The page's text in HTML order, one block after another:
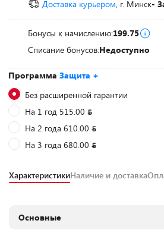
Программа Защита +
Без расширенной гарантии
На 1 год 515.00
На 2 года 610.00
На 3 года 680.00
Доставка курьером, г. Минск-
Бонусы к начислению:199.75
Списание бонусов:Недоступно
ХарактеристикиНаличие и доставка
Основные